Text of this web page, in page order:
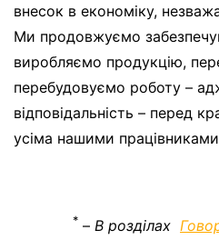
внесок в економіку,
Ми продовжуємо
виробляємо продукцію,
перебудовуємо роботу –
відповідальність – перед
усіма нашими
* – В розділах